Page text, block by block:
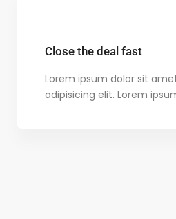
Close the deal fast
Lorem ipsum dolor sit
adipisicing elit. Lorem